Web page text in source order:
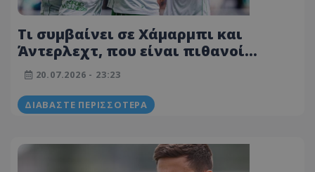
Τι συμβαίνει σε Χάμαρμπι και
Άντερλεχτ, που είναι πιθανοί
αντίπαλοι του ΠΑΟΚ στον 3ο
προκριματικό του Europa League
20.07.2026 - 23:23
ΔΙΑΒΆΣΤΕ ΠΕΡΙΣΣΌΤΕΡΑ